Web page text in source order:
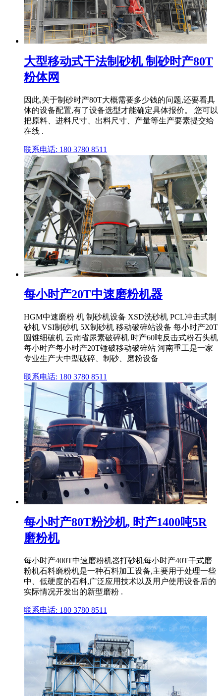
大型移动式干法制砂机 制砂时产80T
粉体网
因此,关于制砂时产80T大概需要多少钱的问题,还要看具
体的设备配置,有了设备选型才能确定具体报价。 您可以
把原料、进料尺寸、出料尺寸、产量等生产要素提交给
在线 .
联系电话: 180 3780 8511
每小时产20T中速磨粉机器
HGM中速磨粉 机 制砂机设备 XSD洗砂机 PCL冲击式制
砂机 VSI制砂机 5X制砂机 移动破碎站设备 每小时产20T
圆锥细破机 云南省尿素破碎机 时产60吨反击式粉石头机
每小时产每小时产20T锤破移动破碎站 河南重工是一家
专业生产大中型破碎、制砂、磨粉设备
联系电话: 180 3780 8511
每小时产80T粉沙机, 时产1400吨5R
磨粉机
每小时产400T中速磨粉机器打砂机每小时产40T干式磨
粉机石料磨粉机是一种石料加工设备,主要用于处理一些
中、低硬度的石料,广泛应用技术以及用户使用设备后的
实际情况开发出的新型磨粉 .
联系电话: 180 3780 8511